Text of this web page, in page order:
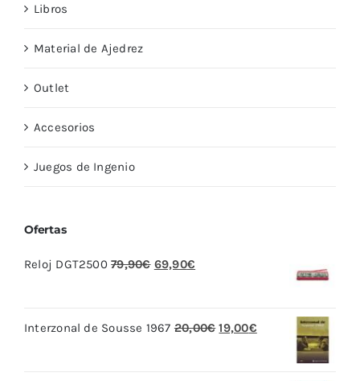
Libros
Material de Ajedrez
Outlet
Accesorios
Juegos de Ingenio
Ofertas
Reloj DGT2500 79,90€ El
era:
69,90€
es:
Interzonal de Sousse 1967 20,00€ El
19,00€El